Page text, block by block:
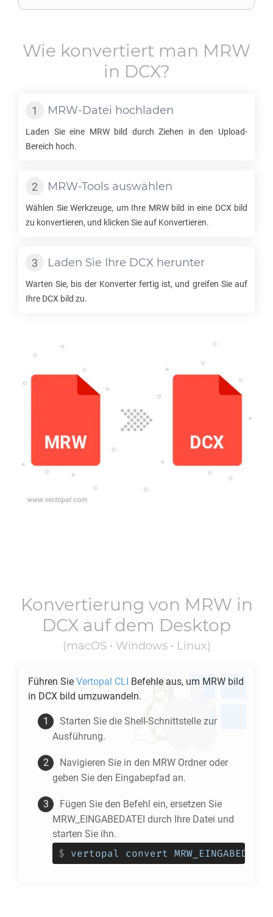
Wie konvertiert man MRW
in DCX?
MRW-Datei hochladen
Laden Sie eine MRWbild durch Ziehen in den Upload-
Bereich hoch.
MRW-Tools auswählen
Wählen Sie Werkzeuge, um Ihre MRWbild in eine DCX bild
zu konvertieren, und klicken Sie auf Konvertieren.
Laden Sie Ihre DCX herunter
Warten Sie, bis der Konverter fertig ist, und greifen Sie auf
Ihre DCX bild zu.
Konvertierung von MRW in
DCX auf dem Desktop
(macOS • Windows • Linux)
Führen Sie Vertopal CLI Befehle aus, um MRW bild
in DCX bild umzuwandeln.
Starten Sie die Shell-Schnittstelle zur
Ausführung.
Navigieren Sie in den MRW Ordner oder
geben Sie den Eingabepfad an.
Fügen Sie den Befehl ein, ersetzen Sie
MRW_EINGABEDATEI durch Ihre Datei und
starten Sie ihn.
$ vertopal convert